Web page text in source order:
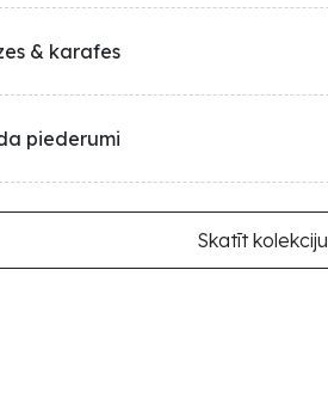
& karafes
piederumi
Skatīt kolekciju